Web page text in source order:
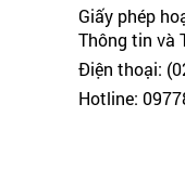
Giấy phép
Thông tin và
Điện thoại:
Hotline: